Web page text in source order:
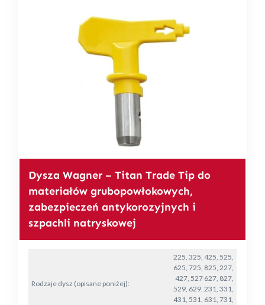
Dysza Wagner – Titan Trade Tip do
materiałów grubopowłokowych,
zabezpieczeń antykorozyjnych i
szpachli natryskowej
Rodzaje dysz (opisane poniżej):
225, 325, 425, 525,
625, 725, 825, 227,
427, 527 627, 827,
529, 629, 231, 331,
431, 531, 631, 731,